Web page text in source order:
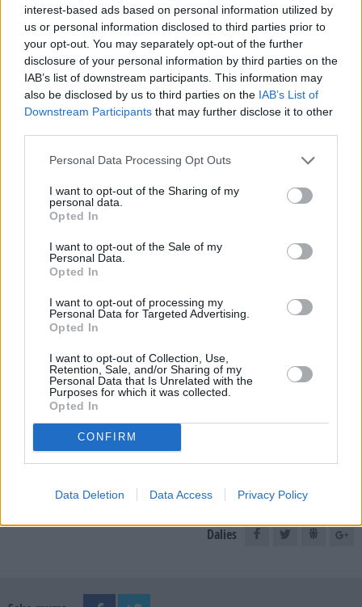
interest-based ads based on personal information utilized by
us or personal information disclosed to third parties prior to
your opt-out. You may separately opt-out of the further
disclosure of your personal information by third parties on the
IAB’s list of downstream participants. This information may
also be disclosed by us to third parties on the IAB’s List of
Downstream Participants that may further disclose it to other
Personal Data Processing Opt Outs
I want to opt-out of the Sharing of my
personal data.
Opted In
I want to opt-out of the Sale of my
Personal Data.
Opted In
I want to opt-out of processing my
Personal Data for Targeted Advertising.
Opted In
I want to opt-out of Collection, Use,
Retention, Sale, and/or Sharing of my
Personal Data that Is Unrelated with the
Purposes for which it was collected.
Opted In
CONFIRM
Data Deletion Data Access Privacy Policy
Saistītie notikumi
Atbild zīlniece KAIJA ZEMBERGA
Atbild gaišreģe un dziedniece ĻESJA STEĻMAHA
E-izdevumu arhīvs
MEKLĒT
SKATĪT ŽURNĀLA ARHĪVU
Dalies